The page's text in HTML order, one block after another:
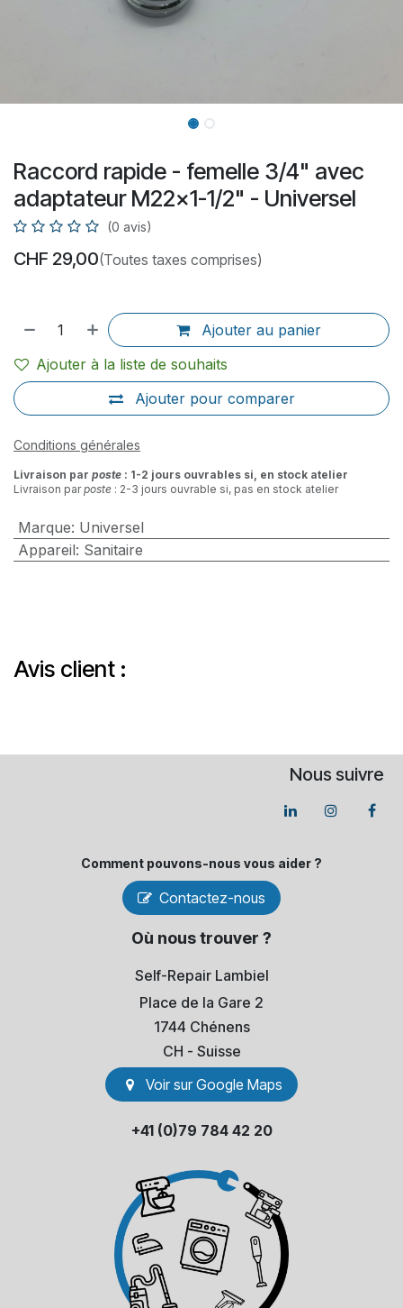
Raccord rapide - femelle 3/4" avec
adaptateur M22x1-1/2" - Universel
(0 avis)
CHF 29,00(Toutes taxes comprises)
Ajouter au panier
Ajouter pour comparer
Ajouter à la liste de souhaits
Conditions générales
Livraison par poste : 1-2 jours ouvrables si, en stock atelier
Livraison parposte : 2-3 jours ouvrable si, pas en stock atelier
Marque: Universel
Appareil: Sanitaire
Avis client :
Nous suivre
Comment pouvons-​nous vous aider ?
Contactez-nous
Où nous trouver ?
Self-Repair Lambiel
Place de la Gare 2
1744 Chénens
​CH - Suisse
Voir sur Go​​ogle Maps
+41 (0)79 784 42 20